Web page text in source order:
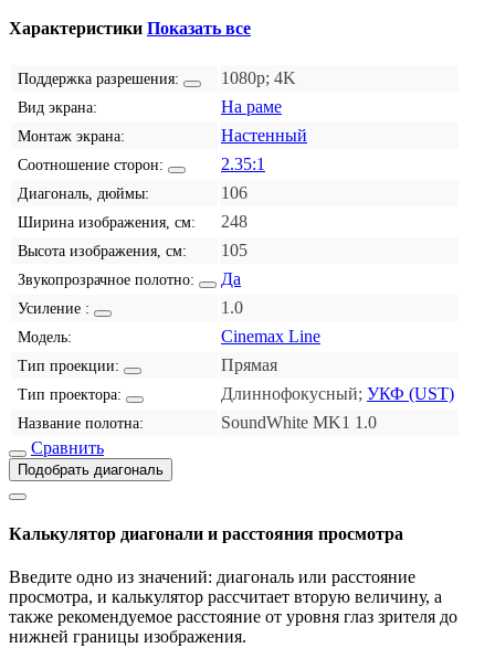
Характеристики Показать все
Поддержка разрешения: 1080p; 4K
Вид экрана: На раме
Монтаж экрана: Настенный
Соотношение сторон: 2.35:1
Диагональ, дюймы: 106
Ширина изображения, см: 248
Высота изображения, см: 105
Звукопрозрачное полотно: Да
Усиление : 1.0
Модель: Cinemax Line
Тип проекции: Прямая
Тип проектора: Длиннофокусный; УКФ (UST)
Название полотна:
SoundWhite MK1 1.0
Сравнить
Подобрать диагональ
Калькулятор диагонали и расстояния просмотра
Введите одно из значений: диагональ или расстояние
просмотра, и калькулятор рассчитает вторую величину, а
также рекомендуемое расстояние от уровня глаз зрителя до
нижней границы изображения.